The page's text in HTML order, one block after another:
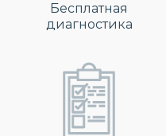
Бесплатная
диагностика